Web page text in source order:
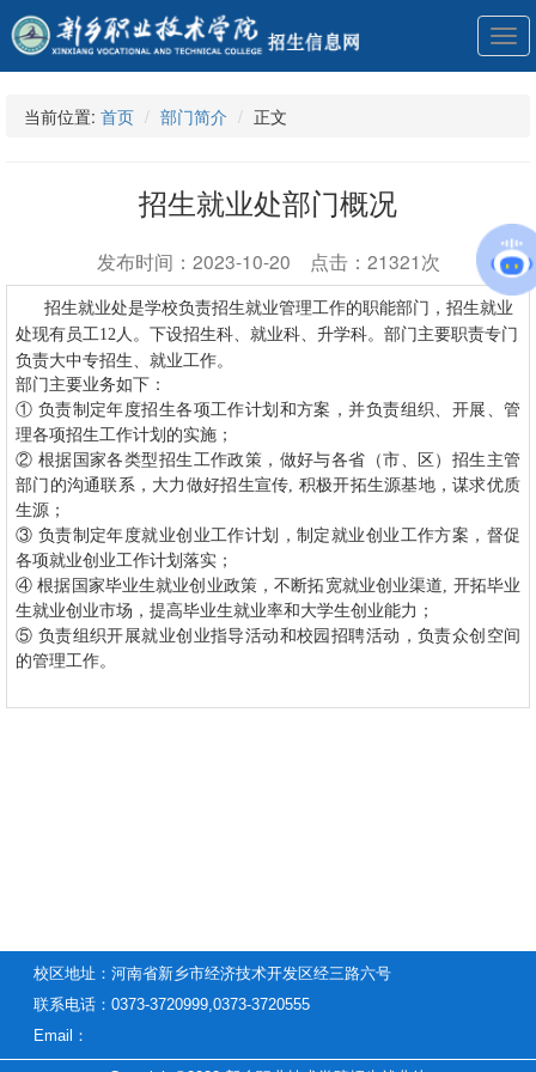
展
开
当前位置: 首页 部门简介 正文
招生就业处部门概况
发布时间：2023-10-20 点击：21321次
招生就业处是学校负责招生就业管理工作的职能部门，招生就业
处现有员工12人。下设招生科、就业科、升学科。部门主要职责专门
负责大中专招生、就业工作。
部门主要业务如下：
① 负责制定年度招生各项工作计划和方案，并负责组织、开展、管
理各项招生工作计划的实施；
② 根据国家各类型招生工作政策，做好与各省（市、区）招生主管
部门的沟通联系，大力做好招生宣传, 积极开拓生源基地，谋求优质
生源；
③ 负责制定年度就业创业工作计划，制定就业创业工作方案，督促
各项就业创业工作计划落实；
④ 根据国家毕业生就业创业政策，不断拓宽就业创业渠道, 开拓毕业
生就业创业市场，提高毕业生就业率和大学生创业能力；
⑤ 负责组织开展就业创业指导活动和校园招聘活动，负责众创空间
的管理工作。
校区地址：河南省新乡市经济技术开发区经三路六号
联系电话：0373-3720999,0373-3720555
Email：